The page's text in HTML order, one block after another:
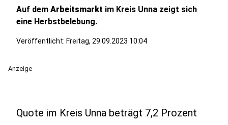
Auf dem Arbeitsmarkt im Kreis Unna zeigt sich
eine Herbstbelebung.
Veröffentlicht: Freitag, 29.09.2023 10:04
Anzeige
Quote im Kreis Unna beträgt 7,2 Prozent